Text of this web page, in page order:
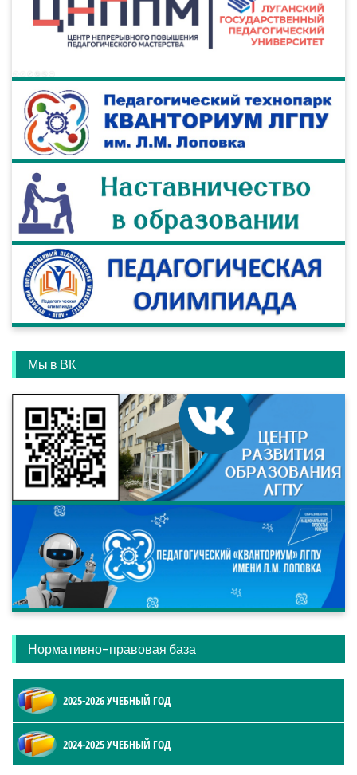
Мы в ВК
Нормативно-правовая база
2025-2026 УЧЕБНЫЙ ГОД
2024-2025 УЧЕБНЫЙ ГОД